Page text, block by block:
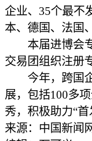
企业、35个最不
本、德国、法国
本届进博会专
交易团组织注册
今年，跨国企
展，包括100多
秀，积极助力“
来源：中国新闻